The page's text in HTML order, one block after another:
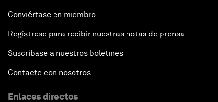
Conviértase en miembro
Regístrese para recibir nuestras notas de prensa
Suscríbase a nuestros boletines
Contacte con nosotros
Enlaces directos